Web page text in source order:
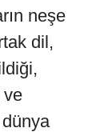
neşe
dil,
ve